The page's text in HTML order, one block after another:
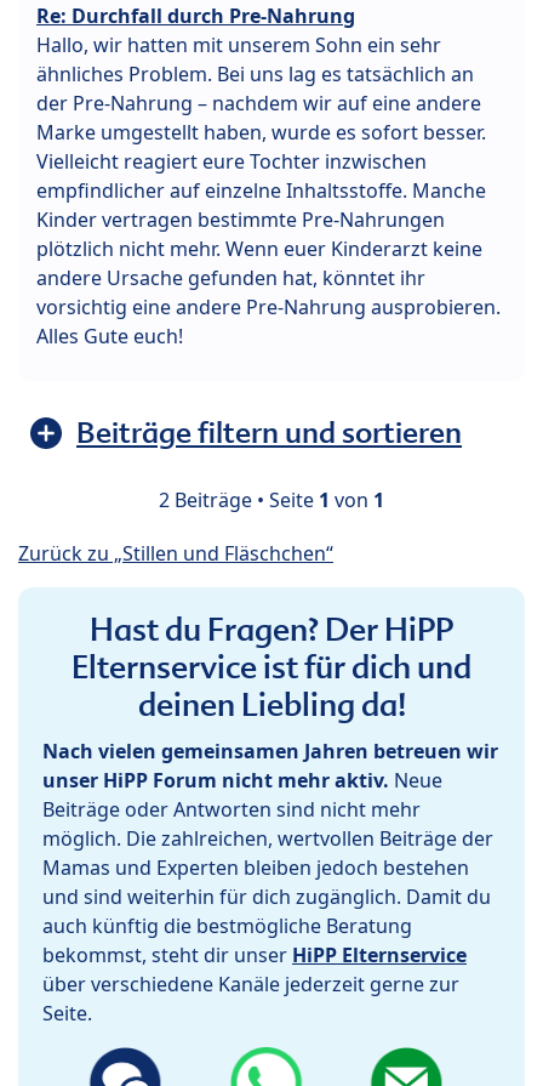
Re: Durchfall durch Pre-Nahrung
Hallo, wir hatten mit unserem Sohn ein sehr
ähnliches Problem. Bei uns lag es tatsächlich an
der Pre-Nahrung – nachdem wir auf eine andere
Marke umgestellt haben, wurde es sofort besser.
Vielleicht reagiert eure Tochter inzwischen
empfindlicher auf einzelne Inhaltsstoffe. Manche
Kinder vertragen bestimmte Pre-Nahrungen
plötzlich nicht mehr. Wenn euer Kinderarzt keine
andere Ursache gefunden hat, könntet ihr
vorsichtig eine andere Pre-Nahrung ausprobieren.
Alles Gute euch!
Beiträge filtern und sortieren
2 Beiträge • Seite 1 von 1
Zurück zu „Stillen und Fläschchen“
Hast du Fragen? Der HiPP
Elternservice ist für dich und
deinen Liebling da!
Nach vielen gemeinsamen Jahren betreuen wir
unser HiPP Forum nicht mehr aktiv. Neue
Beiträge oder Antworten sind nicht mehr
möglich. Die zahlreichen, wertvollen Beiträge der
Mamas und Experten bleiben jedoch bestehen
und sind weiterhin für dich zugänglich. Damit du
auch künftig die bestmögliche Beratung
bekommst, steht dir unser HiPP Elternservice
über verschiedene Kanäle jederzeit gerne zur
Seite.